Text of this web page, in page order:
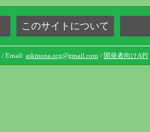
このサイトについて
/ Email: askmona.org@gmail.com / 開発者向けAPI